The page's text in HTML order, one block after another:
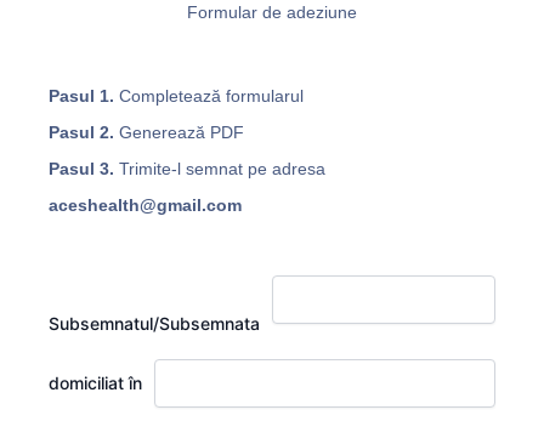
Formular de adeziune
Pasul 1. Completează formularul
Pasul 2. Generează PDF
Pasul 3. Trimite-l semnat pe adresa
aceshealth@gmail.com
Subsemnatul/Subsemnata
domiciliat în